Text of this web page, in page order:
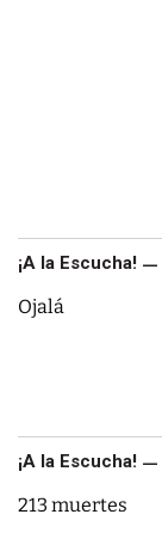
¡A la Escucha!
Ojalá
¡A la Escucha!
213 muertes